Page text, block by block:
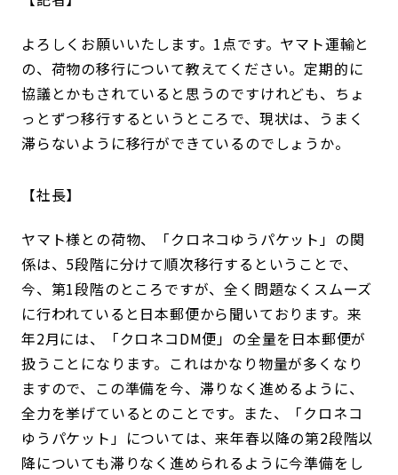
よろしくお願いいたします。1点です。ヤマト運輸と
の、荷物の移行について教えてください。定期的に
協議とかもされていると思うのですけれども、ちょ
っとずつ移行するというところで、現状は、うまく
滞らないように移行ができているのでしょうか。
社長
ヤマト様との荷物、「クロネコゆうパケット」の関
係は、5段階に分けて順次移行するということで、
今、第1段階のところですが、全く問題なくスムーズ
に行われていると日本郵便から聞いております。来
年2月には、「クロネコDM便」の全量を日本郵便が
扱うことになります。これはかなり物量が多くなり
ますので、この準備を今、滞りなく進めるように、
全力を挙げているとのことです。また、「クロネコ
ゆうパケット」については、来年春以降の第2段階以
降についても滞りなく進められるように今準備をし